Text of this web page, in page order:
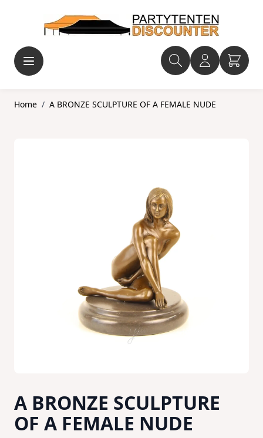
Home / A BRONZE SCULPTURE OF A FEMALE NUDE
A BRONZE SCULPTURE
OF A FEMALE NUDE